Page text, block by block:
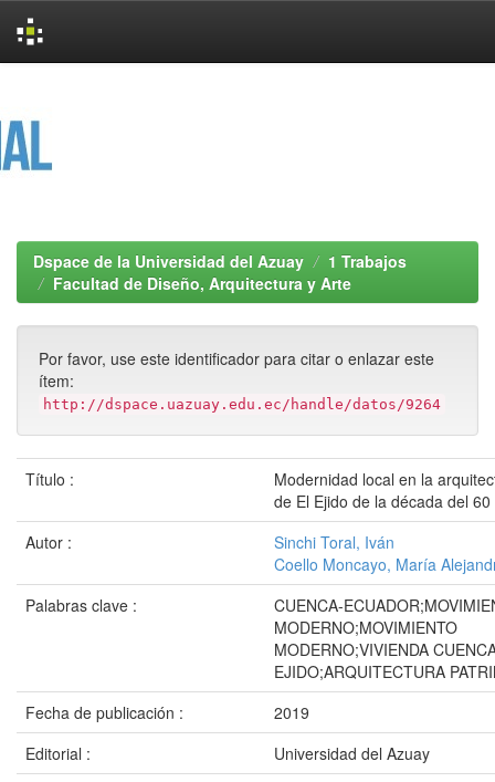
Dspace de la Universidad del Azuay
1 Trabajos
Facultad de Diseño, Arquitectura y Arte
Por favor, use este identificador para citar o enlazar este
ítem:
http://dspace.uazuay.edu.ec/handle/datos/9264
Título :
Modernidad local en la
de El Ejido de la década del
Autor :
Sinchi Toral, Iván
Coello Moncayo, María
Palabras clave :
CUENCA-
MODERNO;MOVIMIENTO
MODERNO;VIVIENDA
EJIDO;ARQUITECTURA
Fecha de publicación :
2019
Editorial :
Universidad del Azuay